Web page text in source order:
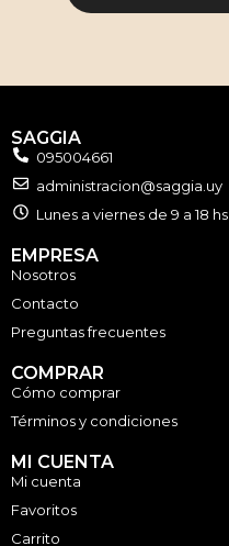
SAGGIA
095004661
administracion@saggia.uy
Lunes a viernes de 9 a 18 hs
EMPRESA
Nosotros
Contacto
Preguntas frecuentes
COMPRAR
Cómo comprar
Términos y condiciones
MI CUENTA
Mi cuenta
Favoritos
Carrito